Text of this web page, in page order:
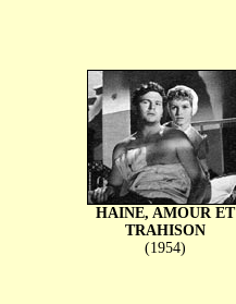
HAINE, AMOUR ET
TRAHISON
(1954)